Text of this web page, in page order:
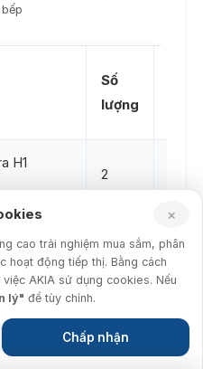
Số
lượng
H1
2
1
minh
×
cao trải nghiệm mua sắm, phân
hoạt động tiếp thị. Bằng cách
AKIA sử dụng cookies. Nếu
lý" để tùy chỉnh.
Chấp nhận